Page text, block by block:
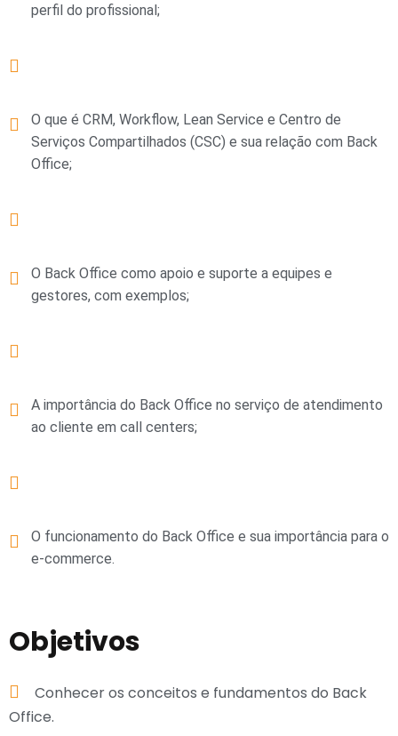
perfil do profissional;
O que é CRM, Workflow, Lean Service e Centro de
Serviços Compartilhados (CSC) e sua relação com Back
Office;
O Back Office como apoio e suporte a equipes e
gestores, com exemplos;
A importância do Back Office no serviço de atendimento
ao cliente em call centers;
O funcionamento do Back Office e sua importância para o
e-commerce.
Objetivos
Conhecer os conceitos e fundamentos do Back
Office.